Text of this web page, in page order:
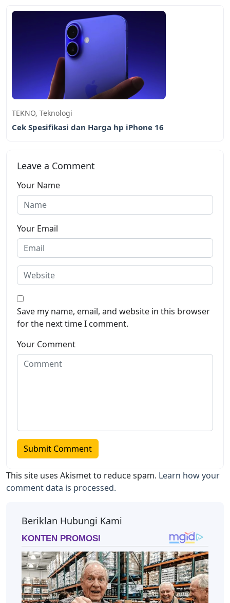
TEKNO, Teknologi
Cek Spesifikasi dan Harga hp iPhone 16
Leave a Comment
Your Name
Your Email
Save my name, email, and website in this browser
for the next time I comment.
Your Comment
This site uses Akismet to reduce spam. Learn how your
comment data is processed.
Beriklan Hubungi Kami